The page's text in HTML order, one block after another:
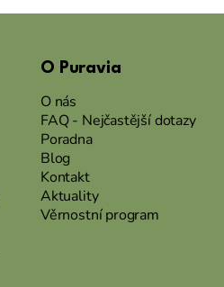
v
O Puravia
O nás
FAQ - Nejčastější dotazy
Poradna
Blog
Kontakt
Aktuality
Věrnostní program